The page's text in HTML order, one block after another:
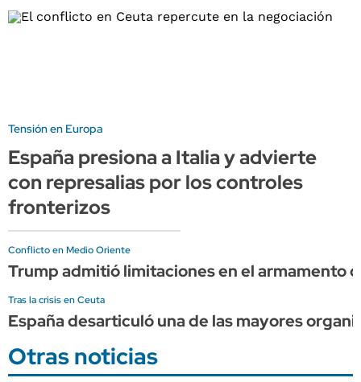
Tensión en Europa
España presiona a Italia y advierte
con represalias por los controles
fronterizos
Conflicto en Medio Oriente
Trump admitió limitaciones en el armamento
Tras la crisis en Ceuta
España desarticuló una de las mayores
Otras noticias